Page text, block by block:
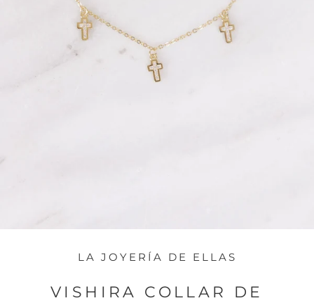
LA JOYERÍA DE ELLAS
VISHIRA COLLAR DE